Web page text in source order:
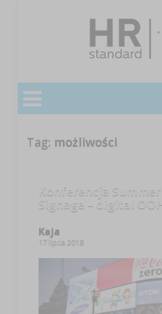
Tag: możliwości
Konferencja
Signage – digital OOH
Kaja
17 lipca 2018